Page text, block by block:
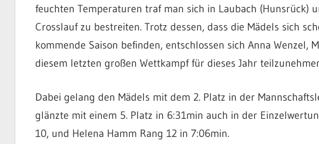
feuchten Temperaturen traf man sich in Laubach (Hunsrück)
Crosslauf zu bestreiten. Trotz dessen, dass die Mädels sich
kommende Saison befinden, entschlossen sich Anna Wenzel,
diesem letzten großen Wettkampf für dieses Jahr
Dabei gelang den Mädels mit dem 2. Platz in der
glänzte mit einem 5. Platz in 6:31min auch in der
10, und Helena Hamm Rang 12 in 7:06min.